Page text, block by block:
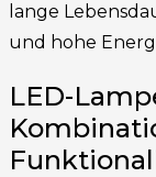
lange
und hohe
LED-